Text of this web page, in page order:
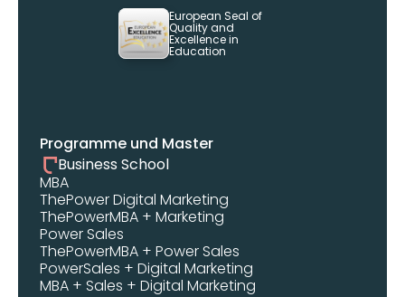
European Seal of
Quality and
Excellence in
Education
Programme und Master
Business School
MBA
ThePower Digital Marketing
ThePowerMBA + Marketing
Power Sales
ThePowerMBA + Power Sales
PowerSales + Digital Marketing
MBA + Sales + Digital Marketing